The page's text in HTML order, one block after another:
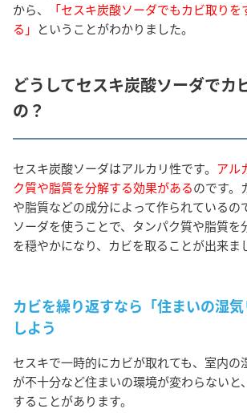
から、
「セスキ炭酸ソーダでもカビ取り
る」 ということがわかりました。
どうしてセスキ炭酸ソーダでカ
の？
セスキ炭酸ソーダはアルカリ性です。 アル
ク質や脂質を分解する効果があるのです。
や脂質などの成分によって作られているの
ソーダを使うことで、タンパク質や脂質を
を穏やかになり、カビを取ることが出来ま
カビを繰り返すなら「住まいの湿
しよう
セスキで一時的にカビが取れても、室内の
が不十分など住まいの環境が変わらないと
することがあります。